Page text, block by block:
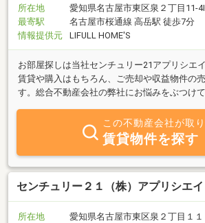
所在地
愛知県名古屋市東区泉２丁目11-
最寄駅
名古屋市桜通線 高岳駅 徒歩7分
情報提供元
LIFULL HOME'S
お部屋探しは当社センチュリー21アプリシエ
賃貸や購入はもちろん、ご売却や収益物件の
す。総合不動産会社の弊社にお悩みをぶつけて
この不動産会社が取
賃貸物件を探す
センチュリー２１（株）アプリシエイ
所在地
愛知県名古屋市東区泉２丁目１